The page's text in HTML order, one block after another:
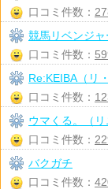
口コミ件数：
競馬リベンジャ
口コミ件数：
Re:KEIBA（リ
口コミ件数：
ウマくる。（リ
口コミ件数：
バクガチ
口コミ件数：